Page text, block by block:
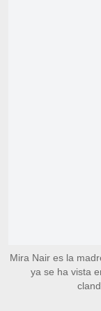
Mira Nair es la
ya se ha vista